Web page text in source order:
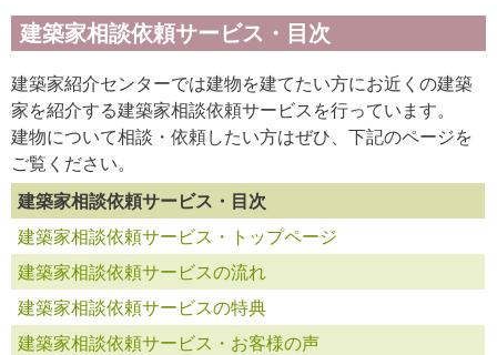
建築家相談依頼サービス・目次
建築家紹介センターでは建物を建てたい方にお近くの建築
家を紹介する建築家相談依頼サービスを行っています。
建物について相談・依頼したい方はぜひ、下記のページを
ご覧ください。
建築家相談依頼サービス・目次
建築家相談依頼サービス・トップページ
建築家相談依頼サービスの流れ
建築家相談依頼サービスの特典
建築家相談依頼サービス・お客様の声